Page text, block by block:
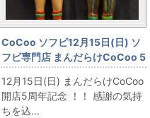
CoCoo ソフビ12月15日(日) ソ
フビ専門店 まんだらけCoCoo 5
周年記念 「ブルマァク トリプル
ファイター 面替ソフビ 」
12月15日(日) まんだらけCoCoo
開店5周年記念 ！！ 感謝の気持
ちを込...